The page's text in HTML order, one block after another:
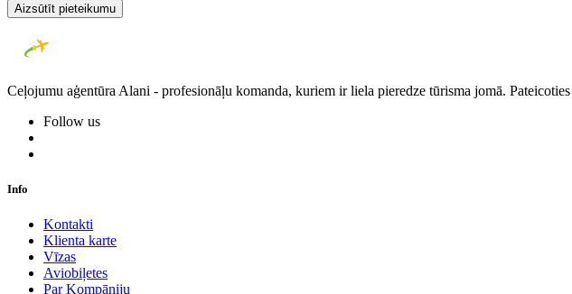
Aizsūtīt pieteikumu
Ceļojumu aģentūra Alani - profesionāļu komanda, kuriem ir liela pieredze tūrisma jomā.
Follow us
Info
Kontakti
Klienta karte
Vīzas
Aviobiļetes
Par Kompāniju